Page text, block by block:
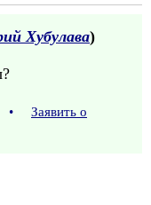
Хубулава)
•
Заявить о